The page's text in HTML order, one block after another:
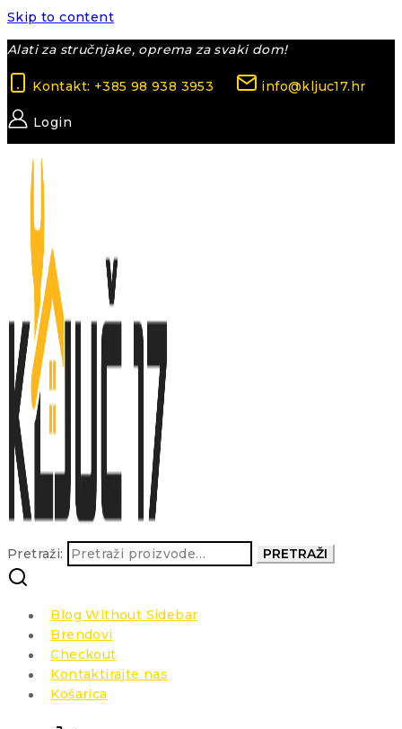
Skip to content
Alati za stručnjake, oprema za svaki dom!
Kontakt: +385 98 938 3953 info@kljuc17.hr
Login
Pretraži: PRETRAŽI
Blog Without Sidebar
Brendovi
Checkout
Kontaktirajte nas
Košarica